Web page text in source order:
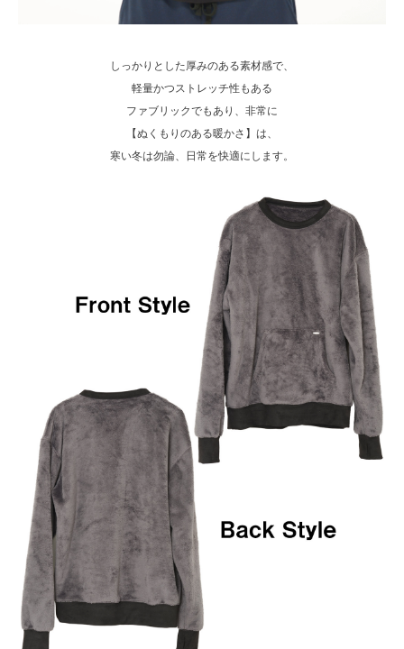
しっかりとした厚みのある素材感で、
軽量かつストレッチ性もある
ファブリックでもあり、非常に
【ぬくもりのある暖かさ】は、
寒い冬は勿論、日常を快適にします。